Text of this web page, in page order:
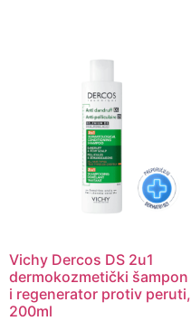
Vichy Dercos DS 2u1
dermokozmetički šampon
i regenerator protiv peruti,
200ml